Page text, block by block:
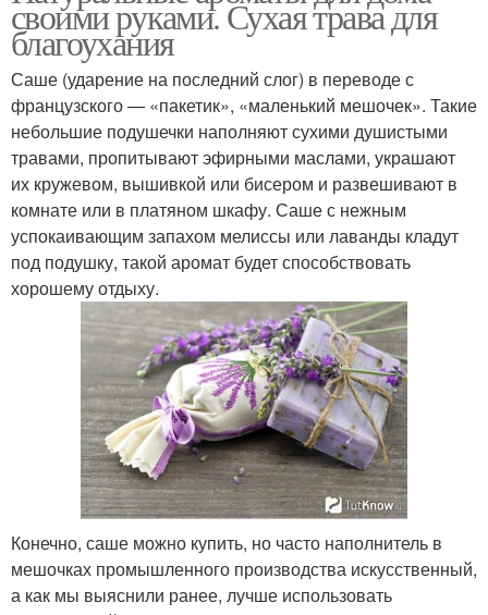
своими руками. Сухая трава для
благоухания
Саше (ударение на последний слог) в переводе с
французского — «пакетик», «маленький мешочек». Такие
небольшие подушечки наполняют сухими душистыми
травами, пропитывают эфирными маслами, украшают
их кружевом, вышивкой или бисером и развешивают в
комнате или в платяном шкафу. Саше с нежным
успокаивающим запахом мелиссы или лаванды кладут
под подушку, такой аромат будет способствовать
хорошему отдыху.
Конечно, саше можно купить, но часто наполнитель в
мешочках промышленного производства искусственный,
а как мы выяснили ранее, лучше использовать